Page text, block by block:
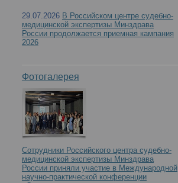
29.07.2026 В Российском центре судебно-
медицинской экспертизы Минздрава
России продолжается приемная кампания
2026
Фотогалерея
Сотрудники Российского центра судебно-
медицинской экспертизы Минздрава
России приняли участие в Международной
научно-практической конференции